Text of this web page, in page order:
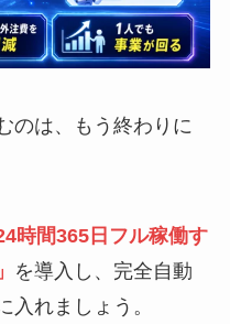
のは、もう終わりに
時間365日フル稼働す
を導入し、完全自動
入れましょう。